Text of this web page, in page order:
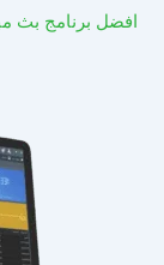
افضل برنامج بث